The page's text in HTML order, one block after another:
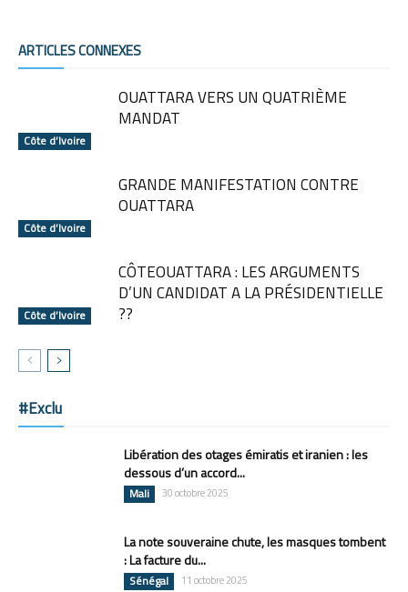
ARTICLES CONNEXES
Côte d’Ivoire
OUATTARA VERS UN QUATRIÈME
MANDAT
Côte d’Ivoire
GRANDE MANIFESTATION CONTRE
OUATTARA
Côte d’Ivoire
CÔTEOUATTARA : LES ARGUMENTS
D’UN CANDIDAT A LA PRÉSIDENTIELLE
??
#Exclu
Libération des otages émiratis et iranien : les
dessous d’un accord...
Mali 30 octobre 2025
La note souveraine chute, les masques tombent
: La facture du...
Sénégal 11 octobre 2025